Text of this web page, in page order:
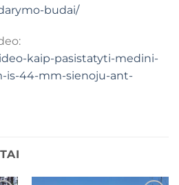
budai/
kaip-pasistatyti-medini-
is-44-mm-sienoju-ant-